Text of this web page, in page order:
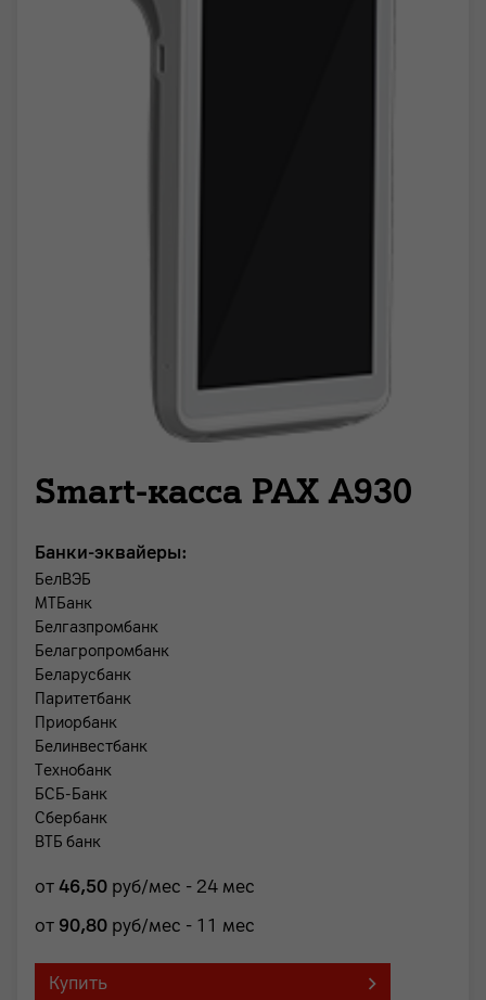
Smart-касса PAX A930
Банки-эквайеры:
БелВЭБ
МТБанк
Белгазпромбанк
Белагропромбанк
Беларусбанк
Паритетбанк
Приорбанк
Белинвестбанк
Технобанк
БСБ-Банк
Сбербанк
ВТБ банк
от 46,50 руб/мес - 24 мес
от 90,80 руб/мес - 11 мес
Купить